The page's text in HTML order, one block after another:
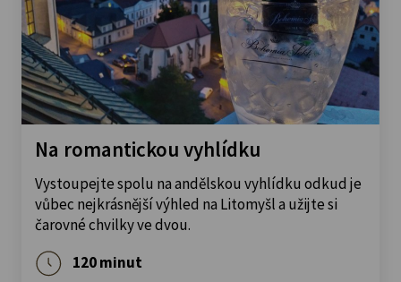
Na romantickou vyhlídku
Vystoupejte spolu na andělskou vyhlídku odkud je
vůbec nejkrásnější výhled na Litomyšl a užijte si
čarovné chvilky ve dvou.
120 minut